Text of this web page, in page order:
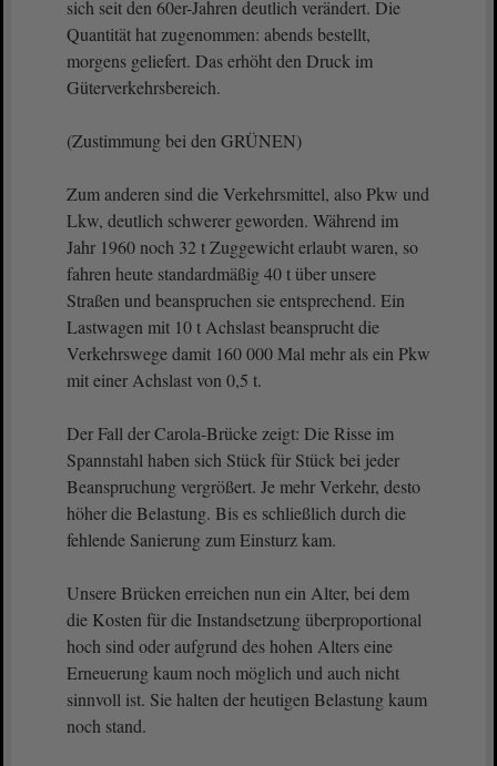
sich seit den 60er-Jahren deutlich verändert. Die
Quantität hat zugenommen: abends bestellt,
morgens geliefert. Das erhöht den Druck im
Güterverkehrsbereich.
(Zustimmung bei den GRÜNEN)
Zum anderen sind die Verkehrsmittel, also Pkw und
Lkw, deutlich schwerer geworden. Während im
Jahr 1960 noch 32 t Zuggewicht erlaubt waren, so
fahren heute standardmäßig 40 t über unsere
Straßen und beanspruchen sie entsprechend. Ein
Lastwagen mit 10 t Achslast beansprucht die
Verkehrswege damit 160 000 Mal mehr als ein Pkw
mit einer Achslast von 0,5 t.
Der Fall der Carola-Brücke zeigt: Die Risse im
Spannstahl haben sich Stück für Stück bei jeder
Beanspruchung vergrößert. Je mehr Verkehr, desto
höher die Belastung. Bis es schließlich durch die
fehlende Sanierung zum Einsturz kam.
Unsere Brücken erreichen nun ein Alter, bei dem
die Kosten für die Instandsetzung überproportional
hoch sind oder aufgrund des hohen Alters eine
Erneuerung kaum noch möglich und auch nicht
sinnvoll ist. Sie halten der heutigen Belastung kaum
noch stand.